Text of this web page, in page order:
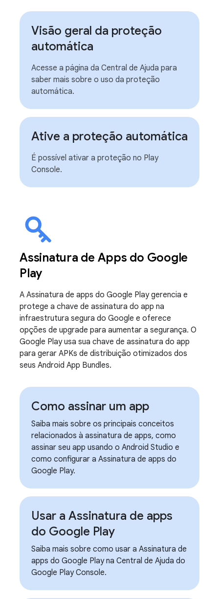
Visão geral da proteção
automática
Acesse a página da Central de Ajuda para
saber mais sobre o uso da proteção
automática.
Ative a proteção automática
É possível ativar a proteção no Play
Console.
Assinatura de Apps do Google
Play
A Assinatura de apps do Google Play gerencia e
protege a chave de assinatura do app na
infraestrutura segura do Google e oferece
opções de upgrade para aumentar a segurança. O
Google Play usa sua chave de assinatura do app
para gerar APKs de distribuição otimizados dos
seus Android App Bundles.
Como assinar um app
Saiba mais sobre os principais conceitos
relacionados à assinatura de apps, como
assinar seu app usando o Android Studio e
como configurar a Assinatura de apps do
Google Play.
Usar a Assinatura de apps
do Google Play
Saiba mais sobre como usar a Assinatura de
apps do Google Play na Central de Ajuda do
Google Play Console.